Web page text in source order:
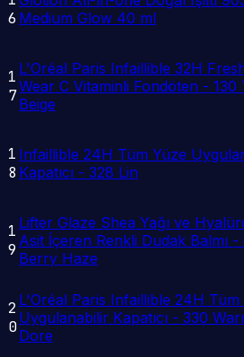
6 Medium Glow 40 ml
1
7
L'Oréal Paris Infaillible 32H
Wear C Vitaminli Fondöten - 130
Beige
1
8
Infaillible 24H Tüm Yüze
Kapatıcı - 328 Lin
1
9
Lifter Glaze Shea Yağı ve
Asit İçeren Renkli Dudak Balmı -
Berry Haze
2
0
L'Oréal Paris Infaillible 24H Tüm
Uygulanabilir Kapatıcı - 330
Dore